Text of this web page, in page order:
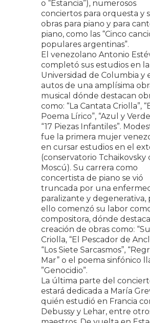
o “Estancia”), numerosos
conciertos para orquesta y
obras para piano y para
piano, como las “Cinco
populares argentinas”.
El venezolano Antonio
completó sus estudios en la
Universidad de Columbia y
autos de una amplísima
musical dónde destacan
como: “La Cantata Criolla”,
Poema Lírico”, “Azul y
“17 Piezas Infantiles”.
fue la primera mujer
en cursar estudios en el
(conservatorio Tchaikovsky
Moscú). Su carrera como
concertista de piano se vió
truncada por una
paralizante y degenerativa,
ello comenzó su labor
compositora, dónde
creación de obras como:
Criolla, “El Pescador de
“Los Siete Sarcasmos”,
Mar” o el poema sinfónico
”Genocidio”.
La última parte del
estará dedicada a María
quién estudió en Francia
Debussy y Lehar, entre